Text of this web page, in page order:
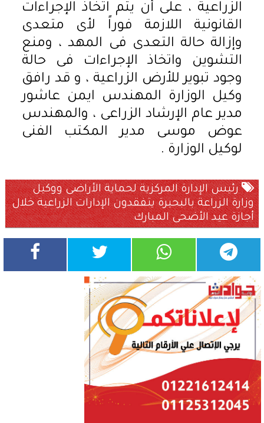
الزراعية ، على أن يتم اتخاذ الإجراءات
القانونية اللازمة فوراً لأى متعدى
وإزالة حالة التعدى فى المهد ، ومنع
التشوين واتخاذ الإجراءات فى حالة
وجود تبوير للأرض الزراعية ، و قد رافق
وكيل الوزارة المهندس ايمن عاشور
مدير عام الإرشاد الزراعى ، والمهندس
عوض موسى مدير المكتب الفنى
لوكيل الوزارة .
رئيس الإدارة المركزية لحماية الأراضى ووكيل
وزارة الزراعة بالبحيرة يتفقدون الإدارات الزراعية خلال
أجازة عيد الأضحى المبارك